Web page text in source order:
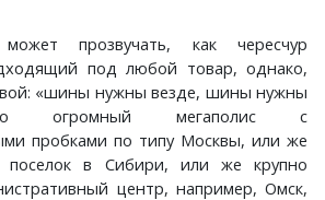
прозвучать, как чересчур
под любой товар, однако,
«шины нужны везде, шины нужны
огромный мегаполис с
пробками по типу Москвы, или же
поселок в Сибири, или же крупно
центр, например, Омск,